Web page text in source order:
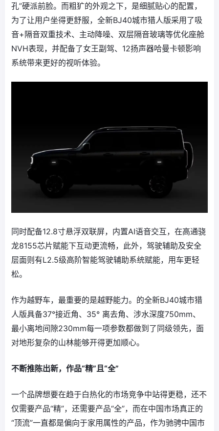
孔”硬派前脸。而粗犷的外观之下，是细腻贴心的配置，
为了让用户坐得更舒服，全新BJ40城市猎人版采用了吸
音+隔音双重技术、主动降噪、双层隔音玻璃等优化座舱
NVH表现，并配备了女王副驾、12扬声器哈曼卡顿影响
系统带来更好的视听体验。
同时配备12.8寸悬浮双联屏，内置AI语音交互，在高通骁
龙8155芯片赋能下互动更流畅，此外，驾驶辅助及安全
层面则有L2.5级高阶智能驾驶辅助系统赋能，用车更轻
松。
作为越野车，最重要的是越野能力。的全新BJ40城市猎
人版具备37°接近角、35° 离去角、涉水深度750mm、
最小离地间隙230mm每一项参数都做到了同级领先，面
对地形复杂的山林能够开得更加顺心。
不断推陈出新，作品“精”且“全”
一个品牌想要在趋于白热化的市场竞争中站得更稳，还不
仅需要产品“精”，还需要产品“全”，而在中国市场真正的
“顶流”一直都是偏向于家用属性的产品，作为驰骋中国市